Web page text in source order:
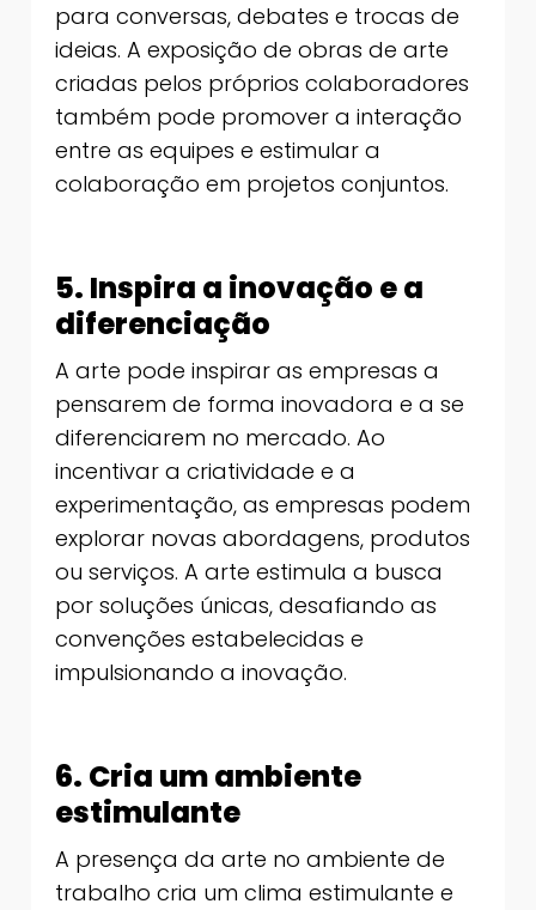
para conversas, debates e trocas de
ideias. A exposição de obras de arte
criadas pelos próprios colaboradores
também pode promover a interação
entre as equipes e estimular a
colaboração em projetos conjuntos.
5. Inspira a inovação e a
diferenciação
A arte pode inspirar as empresas a
pensarem de forma inovadora e a se
diferenciarem no mercado. Ao
incentivar a criatividade e a
experimentação, as empresas podem
explorar novas abordagens, produtos
ou serviços. A arte estimula a busca
por soluções únicas, desafiando as
convenções estabelecidas e
impulsionando a inovação.
6. Cria um ambiente
estimulante
A presença da arte no ambiente de
trabalho cria um clima estimulante e